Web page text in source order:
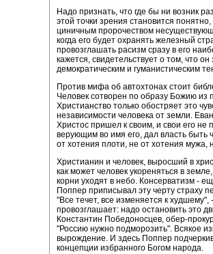
Надо признать, что где бы ни возник
этой точки зрения становится
циничным пророчеством
когда его будет охранять железный
провозглашать расизм сразу в его
кажется, свидетельствует о том, что
демократическим и гуманистическим
Против мифа об автохтонах стоит
Человек сотворен по образу Божию из
Христианство только обостряет это
независимости человека от земли.
Христос пришел к своим, и свои его не
верующим во имя его, дал власть быть
от хотения плоти, не от хотения мужа,
Христианин и человек, выросший в
как может человек укореняться в
корни уходят в небо. Консерватизм -
Поппер приписывал эту черту страху
"Все течет, все изменяется к
провозглашает: надо остановить это
Константин Победоносцев, обер-
"Россию нужно подморозить". Всякое
вырождение. И здесь Поппер
концепции избранного Богом народа.